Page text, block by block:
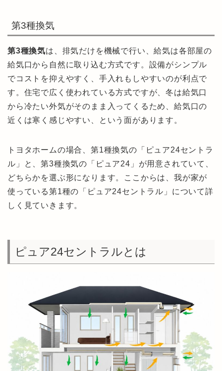
第3種換気
第3種換気は、排気だけを機械で行い、給気は各部屋の
給気口から自然に取り込む方式です。設備がシンプル
でコストを抑えやすく、手入れもしやすいのが利点で
す。住宅で広く使われている方式ですが、冬は給気口
から冷たい外気がそのまま入ってくるため、給気口の
近くは寒く感じやすい、という面があります。
トヨタホームの場合、第1種換気の「ピュア24セントラ
ル」と、第3種換気の「ピュア24」が用意されていて、
どちらかを選ぶ形になります。ここからは、我が家が
使っている第1種の「ピュア24セントラル」について詳
しく見ていきます。
ピュア24セントラルとは